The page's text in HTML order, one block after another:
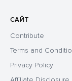
САЙТ
Contribute
Terms and
Privacy Policy